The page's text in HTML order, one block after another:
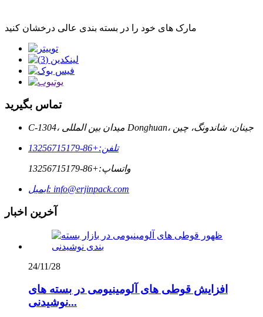
مارک های خود را در بسته بندی عالی درخشان کنید
تماس بگیرید
C-1304، میدان بین المللی Donghuan، جینان، شاندونگ، چین
تلفن:+86-13256715179
واتساپ:+86-13256715179
ایمیل: info@erjinpack.com
آخرین اخبار
24/11/28
افزایش قوطی های آلومینیومی در بسته های
نوشیدنی...